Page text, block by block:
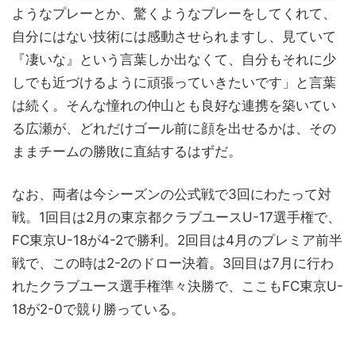
ようなプレーとか、驚くようなプレーをしてくれて、
自分にはない技術には感動させられますし、見ていて
『凄いな』という言葉しか出なくて、自分もそれに少
しでも近づけるように頑張っていきたいです」と言葉
は続く。そんな憧れの仲山とも良好な連携を築いてい
る広瀬が、どれだけゴール前に顔を出せるかは、その
ままチームの勝敗に直結するはずだ。
なお、両者は今シーズンの公式戦で3回にわたって対
戦。1回目は2月の東京都クラブユースU-17選手権で、
FC東京U-18が4-2で勝利。2回目は4月のプレミア前半
戦で、この時は2-2のドロー決着。3回目は7月に行わ
れたクラブユース選手権準々決勝で、ここもFC東京U-
18が2-0で競り勝っている。